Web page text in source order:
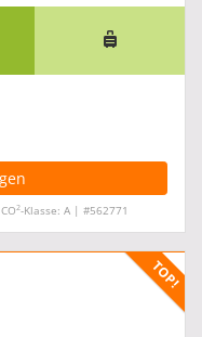
2-Klasse: A | #562771